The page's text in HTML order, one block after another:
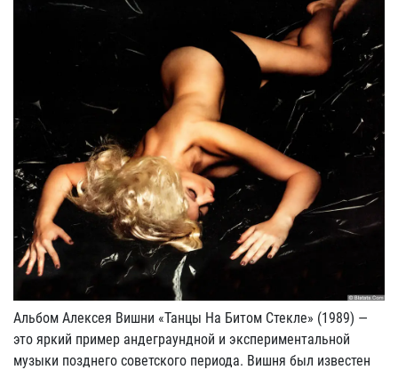
Альбом Алексея Вишни «Танцы На Битом Стекле» (1989) —
это яркий пример андеграундной и экспериментальной
музыки позднего советского периода. Вишня был известен